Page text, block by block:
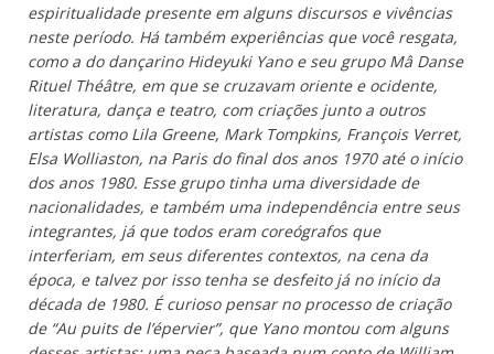
espiritualidade presente em alguns discursos e vivências
neste período. Há também experiências que você resgata,
como a do dançarino Hideyuki Yano e seu grupo Mâ Danse
Rituel Théâtre, em que se cruzavam oriente e ocidente,
literatura, dança e teatro, com criações junto a outros
artistas como Lila Greene, Mark Tompkins, François Verret,
Elsa Wolliaston, na Paris do final dos anos 1970 até o início
dos anos 1980. Esse grupo tinha uma diversidade de
nacionalidades, e também uma independência entre seus
integrantes, já que todos eram coreógrafos que
interferiam, em seus diferentes contextos, na cena da
época, e talvez por isso tenha se desfeito já no início da
década de 1980. É curioso pensar no processo de criação
de “Au puits de l’épervier”, que Yano montou com alguns